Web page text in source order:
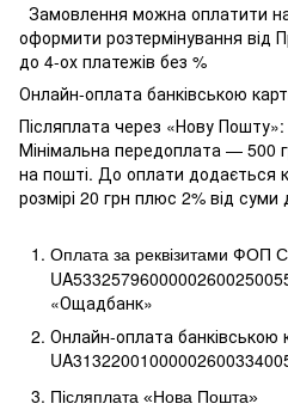
Замовлення можна оплатити
оформити розтермінування від
до 4-ох платежів без %
Онлайн-оплата банківською
Післяплата через «Нову Пошту»:
Мінімальна передоплата — 500
на пошті. До оплати додається
розмірі 20 грн плюс 2% від суми
Оплата за реквізитами ФОП
«Ощадбанк»
Онлайн-оплата банківською
Післяплата «Нова Пошта»